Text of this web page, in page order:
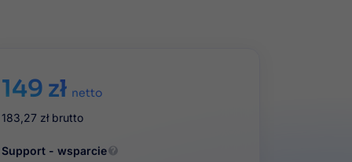
149 zł netto
183,27 zł brutto
Support - wsparcie